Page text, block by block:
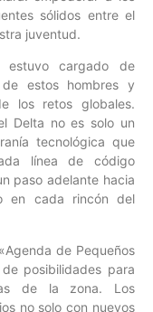
sólidos entre el
juventud.
estuvo cargado de
de estos hombres y
los retos globales.
Delta no es solo un
tecnológica que
línea de código
paso adelante hacia
en cada rincón del
de Pequeños
posibilidades para
de la zona. Los
no solo con nuevos